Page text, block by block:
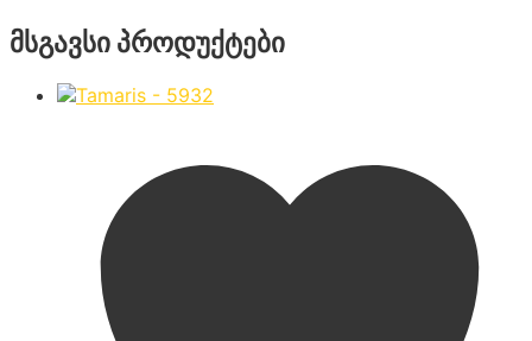
მსგავსი პროდუქტები